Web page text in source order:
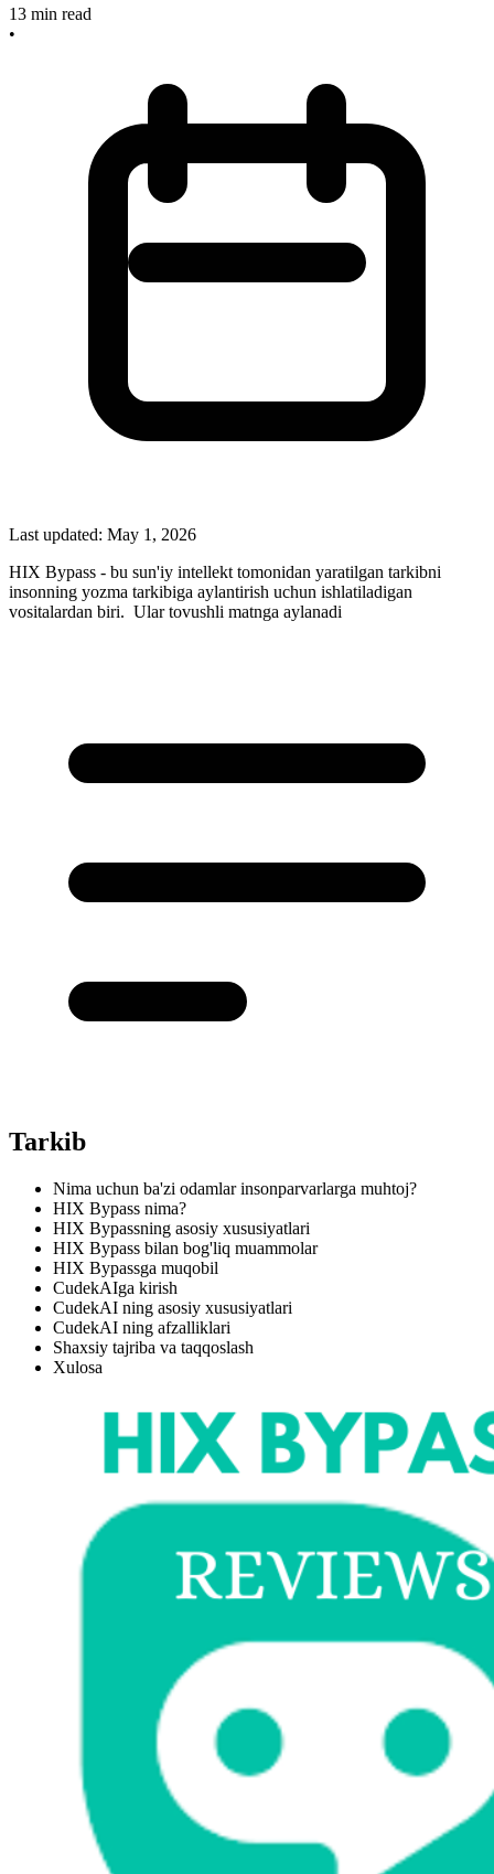
13 min read
•
Last updated: May 1, 2026
HIX Bypass - bu sun'iy intellekt tomonidan yaratilgan tarkibni
insonning yozma tarkibiga aylantirish uchun ishlatiladigan
vositalardan biri. Ular tovushli matnga aylanadi
Tarkib
Nima uchun ba'zi odamlar insonparvarlarga muhtoj?
HIX Bypass nima?
HIX Bypassning asosiy xususiyatlari
HIX Bypass bilan bog'liq muammolar
HIX Bypassga muqobil
CudekAIga kirish
CudekAI ning asosiy xususiyatlari
CudekAI ning afzalliklari
Shaxsiy tajriba va taqqoslash
Xulosa